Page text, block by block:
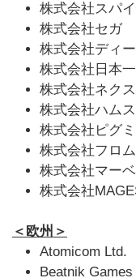
株式会社スパ
株式会社セガ
株式会社ディ
株式会社日本
株式会社ネク
株式会社ハム
株式会社ピグ
株式会社フロ
株式会社マー
株式会社
＜欧州＞
Atomicom Ltd.
Beatnik Games